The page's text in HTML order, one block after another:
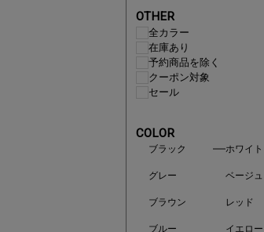
OTHER
全カラー
在庫あり
予約商品を除く
クーポン対象
セール
COLOR
ブラック ホワイト
グレー ベージュ
ブラウン レッド
ブルー イエロー